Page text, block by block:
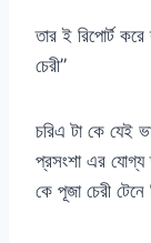
তার ই রিপোর্ট
চেরী”
চরিএ টা কে যেই
প্রসংশা এর যোগ্য
কে পূজা চেরী টেনে